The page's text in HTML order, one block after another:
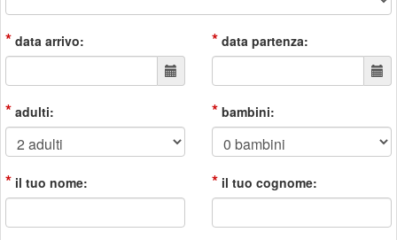
* data arrivo: * data partenza:
* adulti: * bambini:
* il tuo nome: * il tuo cognome: